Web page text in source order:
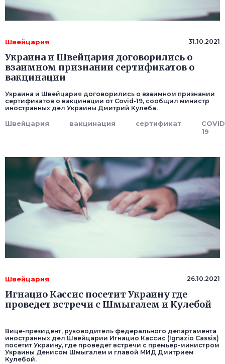
Швейцария 31.10.2021
Украина и Швейцария договорились о
взаимном признании сертификатов о
вакцинации
Украина и Швейцария договорились о взаимном признании
сертификатов о вакцинации от Covid-19, сообщил министр
иностранных дел Украины Дмитрий Кулеба.
Швейцария вакцинация сертификат
19
Швейцария 26.10.2021
Игнацио Кассис посетит Украину где
проведет встречи с Шмыгалем и Кулебой
Вице-президент, руководитель федерального департамента
иностранных дел Швейцарии Игнацио Кассис (Ignazio Cassis)
посетит Украину, где проведет встречи с премьер-министром
Украины Денисом Шмыгалем и главой МИД Дмитрием
Кулебой.